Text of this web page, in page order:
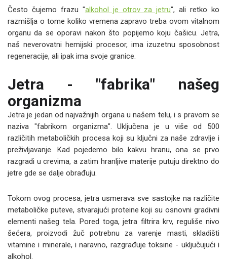
Često čujemo frazu "alkohol je otrov za jetru", ali retko ko
razmišlja o tome koliko vremena zapravo treba ovom vitalnom
organu da se oporavi nakon što popijemo koju čašicu. Jetra,
naš neverovatni hemijski procesor, ima izuzetnu sposobnost
regeneracije, ali ipak ima svoje granice.
Jetra - "fabrika" našeg
organizma
Jetra je jedan od najvažnijih organa u našem telu, i s pravom se
naziva "fabrikom organizma". Uključena je u više od 500
različitih metaboličkih procesa koji su ključni za naše zdravlje i
preživljavanje. Kad pojedemo bilo kakvu hranu, ona se prvo
razgradi u crevima, a zatim hranljive materije putuju direktno do
jetre gde se dalje obrađuju.
Tokom ovog procesa, jetra usmerava sve sastojke na različite
metaboličke puteve, stvarajući proteine koji su osnovni gradivni
elementi našeg tela. Pored toga, jetra filtrira krv, reguliše nivo
šećera, proizvodi žuč potrebnu za varenje masti, skladišti
vitamine i minerale, i naravno, razgrađuje toksine - uključujući i
alkohol.